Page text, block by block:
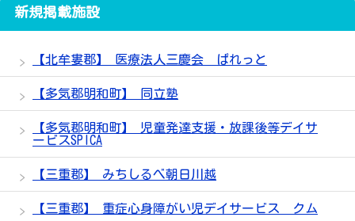
新規掲載施設
【北牟婁郡】 医療法人三慶会 ぱれっと
【多気郡明和町】 同立塾
【多気郡明和町】 児童発達支援・放課後等デイサ
ービスSPICA
【三重郡】 みちしるべ朝日川越
【三重郡】 重症心身障がい児デイサービス クム